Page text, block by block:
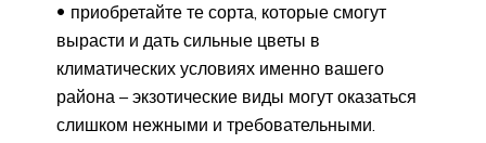
приобретайте те сорта, которые смогут
вырасти и дать сильные цветы в
климатических условиях именно вашего
района – экзотические виды могут оказаться
слишком нежными и требовательными.